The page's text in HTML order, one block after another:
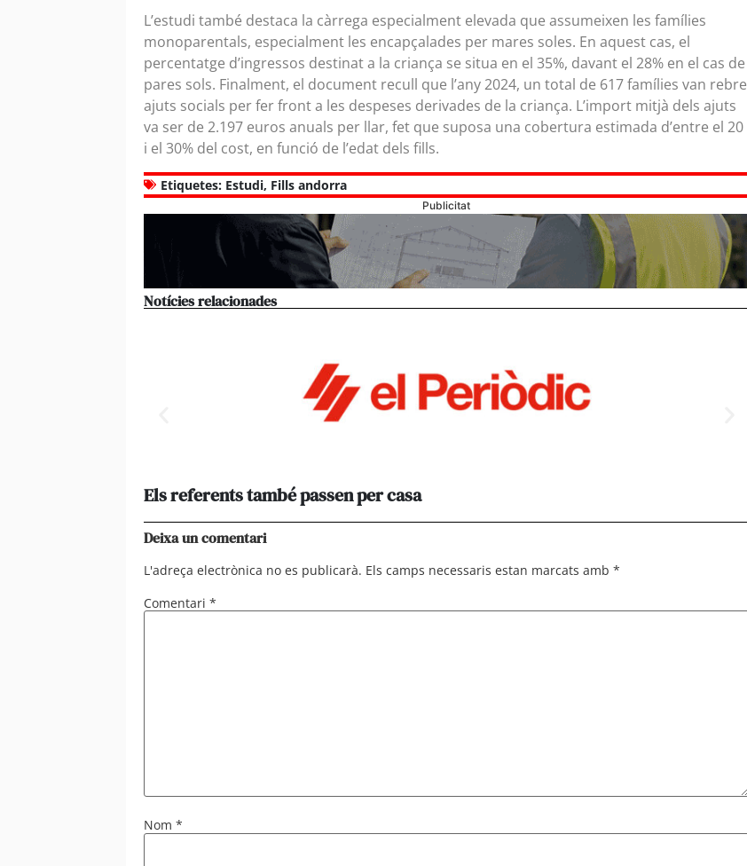
L’estudi també destaca la càrrega especialment elevada que assumeixen les famílies
monoparentals, especialment les encapçalades per mares soles. En aquest cas, el
percentatge d’ingressos destinat a la criança se situa en el 35%, davant el 28% en el cas de
pares sols. Finalment, el document recull que l’any 2024, un total de 617 famílies van rebre
ajuts socials per fer front a les despeses derivades de la criança. L’import mitjà dels ajuts
va ser de 2.197 euros anuals per llar, fet que suposa una cobertura estimada d’entre el 20
i el 30% del cost, en funció de l’edat dels fills.
Etiquetes: Estudi, Fills andorra
Publicitat
Notícies relacionades
Els referents també passen per casa
Deixa un comentari
L'adreça electrònica no es publicarà. Els camps necessaris estan marcats amb *
Comentari *
Nom *